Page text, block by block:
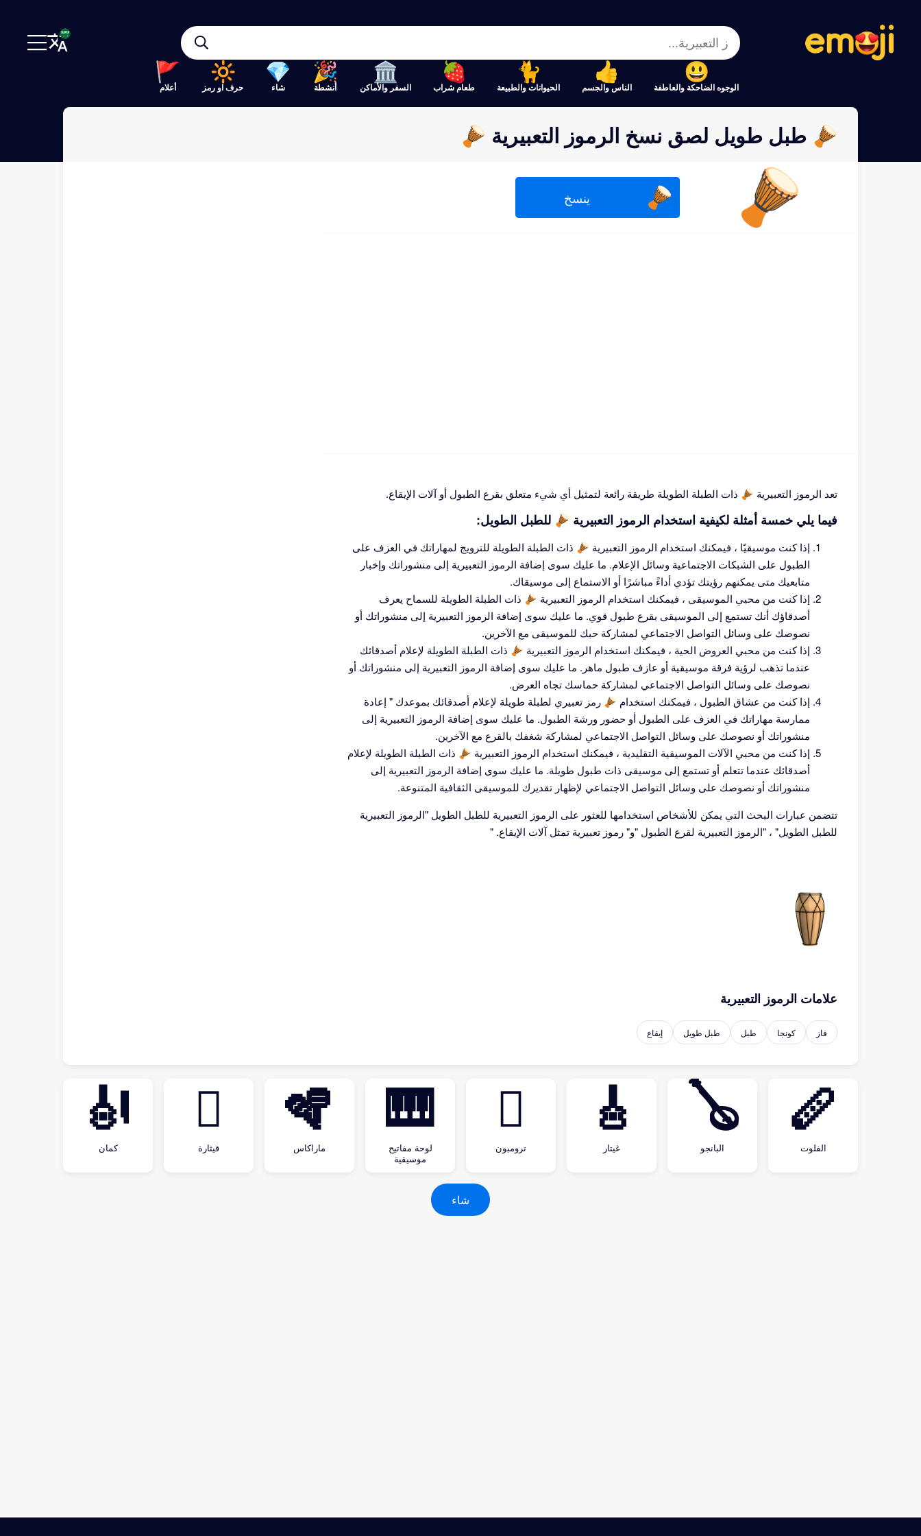
الوجوه الضاحكة والعاطفة الناس والجسم الحيوانات والطبيعة طعام شراب السفر والأماكن أنشطة شاء حرف او رمز أعلام
🪘 طبل طويل لصق نسخ الرموز التعبيرية 🪘
🪘
🪘 ينسخ
تعد الرموز التعبيرية 🪘 ذات الطبلة الطويلة طريقة رائعة لتمثيل أي شيء متعلق بقرع الطبول أو آلات الإيقاع.
فيما يلي خمسة أمثلة لكيفية استخدام الرموز التعبيرية 🪘 للطبل الطويل:
إذا كنت موسيقيًا ، فيمكنك استخدام الرموز التعبيرية 🪘 ذات الطبلة الطويلة للترويج لمهاراتك في العزف على
الطبول على الشبكات الاجتماعية وسائل الإعلام. ما عليك سوى إضافة الرموز التعبيرية إلى منشوراتك وإخبار
متابعيك متى يمكنهم رؤيتك تؤدي أداءً مباشرًا أو الاستماع إلى موسيقاك.
إذا كنت من محبي الموسيقى ، فيمكنك استخدام الرموز التعبيرية 🪘 ذات الطبلة الطويلة للسماح يعرف
أصدقاؤك أنك تستمع إلى الموسيقى بقرع طبول قوي. ما عليك سوى إضافة الرموز التعبيرية إلى منشوراتك أو
نصوصك على وسائل التواصل الاجتماعي لمشاركة حبك للموسيقى مع الآخرين.
إذا كنت من محبي العروض الحية ، فيمكنك استخدام الرموز التعبيرية 🪘 ذات الطبلة الطويلة لإعلام أصدقائك
عندما تذهب لرؤية فرقة موسيقية أو عازف طبول ماهر. ما عليك سوى إضافة الرموز التعبيرية إلى منشوراتك أو
نصوصك على وسائل التواصل الاجتماعي لمشاركة حماسك تجاه العرض.
إذا كنت من عشاق الطبول ، فيمكنك استخدام 🪘 رمز تعبيري لطبلة طويلة لإعلام أصدقائك بموعدك " إعادة
ممارسة مهاراتك في العزف على الطبول أو حضور ورشة الطبول. ما عليك سوى إضافة الرموز التعبيرية إلى
منشوراتك أو نصوصك على وسائل التواصل الاجتماعي لمشاركة شغفك بالقرع مع الآخرين.
إذا كنت من محبي الآلات الموسيقية التقليدية ، فيمكنك استخدام الرموز التعبيرية 🪘 ذات الطبلة الطويلة لإعلام
أصدقائك عندما تتعلم أو تستمع إلى موسيقى ذات طبول طويلة. ما عليك سوى إضافة الرموز التعبيرية إلى
منشوراتك أو نصوصك على وسائل التواصل الاجتماعي لإظهار تقديرك للموسيقى الثقافية المتنوعة.
تتضمن عبارات البحث التي يمكن للأشخاص استخدامها للعثور على الرموز التعبيرية للطبل الطويل "الرموز التعبيرية
للطبل الطويل" ، "الرموز التعبيرية لقرع الطبول "و" رموز تعبيرية تمثل آلات الإيقاع. "
علامات الرموز التعبيرية
فاز كونجا طبل طبل طويل إيقاع
🪈
الفلوت
🪕
البانجو
🎸
غيتار
🪊
ترومبون
🎹
لوحة مفاتيح
موسيقية
🪇
ماراكاس
🪉
قيثارة
🎻
كمان
شاء